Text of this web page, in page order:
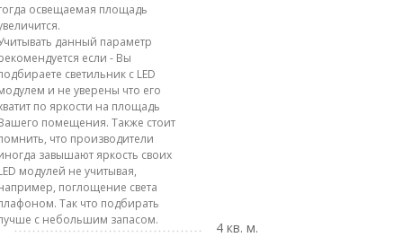
освещаемая площадь
данный параметр
если - Вы
светильник с LED
и не уверены что его
по яркости на площадь
помещения. Также стоит
что производители
завышают яркость своих
модулей не учитывая,
поглощение света
Так что подбирать
с небольшим запасом.
4 кв. м.